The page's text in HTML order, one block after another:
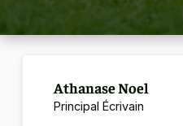
Athanase Noel
Principal Écrivain